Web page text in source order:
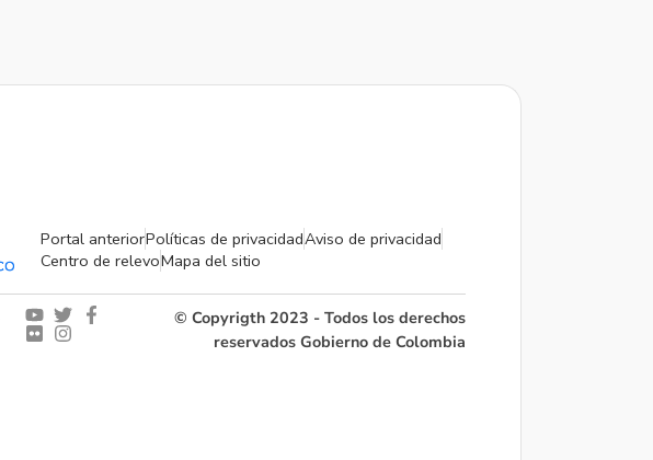
Portal anteriorPolíticas de privacidadAviso de privacidad
Centro de relevoMapa del sitio
© Copyrigth 2023 - Todos los derechos
reservados Gobierno de Colombia